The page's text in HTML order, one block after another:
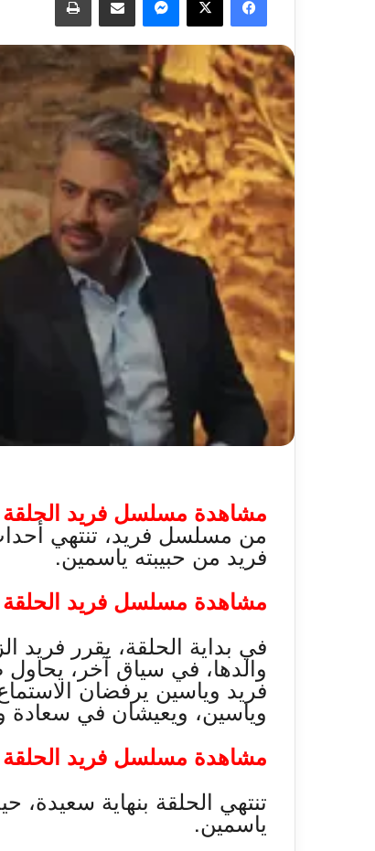
مشاهدة مسلسل فريد الحلقة 256.. نهاية غير متوقعة،
من مسلسل فريد، تنتهي
فريد من حبيبته ياسمين.
مشاهدة مسلسل فريد الحلقة 256
في بداية الحلقة، يقرر فريد
والدها، في سياق آخر،
فريد وياسين يرفضان
وياسين، ويعيشان في
مشاهدة مسلسل فريد الحلقة 256
تنتهي الحلقة بنهاية سعيدة،
ياسمين.